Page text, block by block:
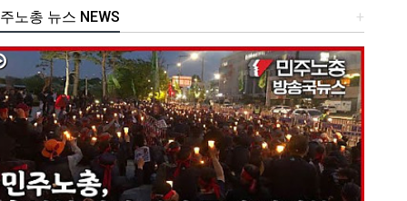
+
노총 뉴스 NEWS